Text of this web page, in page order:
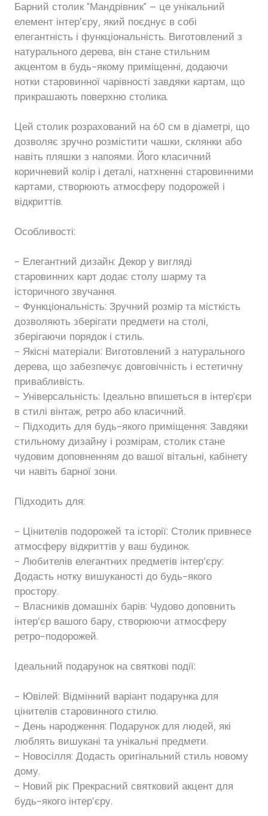
Барний столик "Мандрівник" – це унікальний
елемент інтер’єру, який поєднує в собі
елегантність і функціональність. Виготовлений з
натурального дерева, він стане стильним
акцентом в будь-якому приміщенні, додаючи
нотки старовинної чарівності завдяки картам, що
прикрашають поверхню столика.
Цей столик розрахований на 60 см в діаметрі, що
дозволяє зручно розмістити чашки, склянки або
навіть пляшки з напоями. Його класичний
коричневий колір і деталі, натхненні старовинними
картами, створюють атмосферу подорожей і
відкриттів.
Особливості:
- Елегантний дизайн: Декор у вигляді
старовинних карт додає столу шарму та
історичного звучання.
- Функціональність: Зручний розмір та місткість
дозволяють зберігати предмети на столі,
зберігаючи порядок і стиль.
- Якісні матеріали: Виготовлений з натурального
дерева, що забезпечує довговічність і естетичну
привабливість.
- Універсальність: Ідеально впишеться в інтер'єри
в стилі вінтаж, ретро або класичний.
- Підходить для будь-якого приміщення: Завдяки
стильному дизайну і розмірам, столик стане
чудовим доповненням до вашої вітальні, кабінету
чи навіть барної зони.
Підходить для:
- Цінителів подорожей та історії: Столик привнесе
атмосферу відкриттів у ваш будинок.
- Любителів елегантних предметів інтер’єру:
Додасть нотку вишуканості до будь-якого
простору.
- Власників домашніх барів: Чудово доповнить
інтер’єр вашого бару, створюючи атмосферу
ретро-подорожей.
Ідеальний подарунок на святкові події:
- Ювілей: Відмінний варіант подарунка для
цінителів старовинного стилю.
- День народження: Подарунок для людей, які
люблять вишукані та унікальні предмети.
- Новосілля: Додасть оригінальний стиль новому
дому.
- Новий рік: Прекрасний святковий акцент для
будь-якого інтер’єру.